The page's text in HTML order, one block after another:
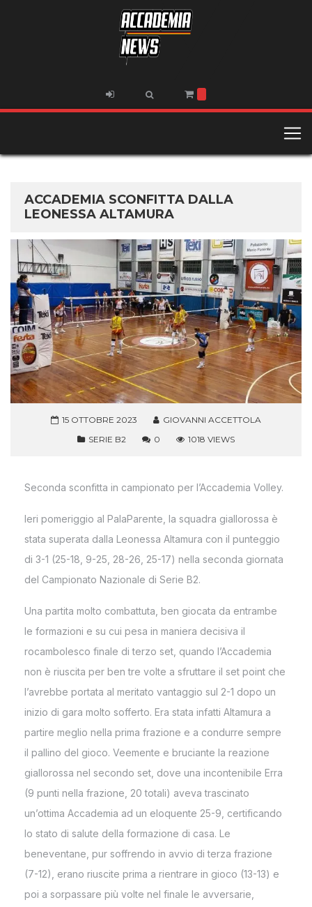
ACCADEMIA SCONFITTA DALLA
LEONESSA ALTAMURA
15 OTTOBRE 2023
GIOVANNI ACCETTOLA
SERIE B2
0 1018 VIEWS
Seconda sconfitta in campionato per l’Accademia Volley.
Ieri pomeriggio al PalaParente, la squadra giallorossa è
stata superata dalla Leonessa Altamura con il punteggio
di 3-1 (25-18, 9-25, 28-26, 25-17) nella seconda giornata
del Campionato Nazionale di Serie B2.
Una partita molto combattuta, ben giocata da entrambe
le formazioni e su cui pesa in maniera decisiva il
rocambolesco finale di terzo set, quando l’Accademia
non è riuscita per ben tre volte a sfruttare il set point che
l’avrebbe portata al meritato vantaggio sul 2-1 dopo un
inizio di gara molto sofferto. Era stata infatti Altamura a
partire meglio nella prima frazione e a condurre sempre
il pallino del gioco. Veemente e bruciante la reazione
giallorossa nel secondo set, dove una incontenibile Erra
(9 punti nella frazione, 20 totali) aveva trascinato
un’ottima Accademia ad un eloquente 25-9, certificando
lo stato di salute della formazione di casa. Le
beneventane, pur soffrendo in avvio di terza frazione
(7-12), erano riuscite prima a rientrare in gioco (13-13) e
poi a sorpassare più volte nel finale le avversarie,